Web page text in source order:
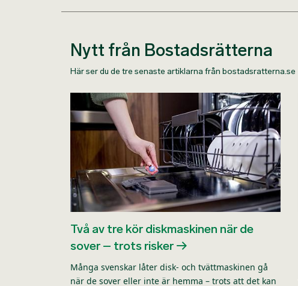
Nytt från Bostadsrätterna
Här ser du de tre senaste artiklarna från bostadsratterna.se
Två av tre kör diskmaskinen när de
sover – trots risker
Många svenskar låter disk- och tvättmaskinen gå
när de sover eller inte är hemma – trots att det kan